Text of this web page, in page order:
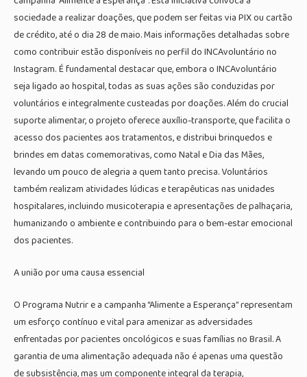
sociedade a realizar doações, que podem ser feitas via PIX ou cartão
de crédito, até o dia 28 de maio. Mais informações detalhadas sobre
como contribuir estão disponíveis no perfil do INCAvoluntário no
Instagram. É fundamental destacar que, embora o INCAvoluntário
seja ligado ao hospital, todas as suas ações são conduzidas por
voluntários e integralmente custeadas por doações. Além do crucial
suporte alimentar, o projeto oferece auxílio-transporte, que facilita o
acesso dos pacientes aos tratamentos, e distribui brinquedos e
brindes em datas comemorativas, como Natal e Dia das Mães,
levando um pouco de alegria a quem tanto precisa. Voluntários
também realizam atividades lúdicas e terapêuticas nas unidades
hospitalares, incluindo musicoterapia e apresentações de palhaçaria,
humanizando o ambiente e contribuindo para o bem-estar emocional
dos pacientes.
A união por uma causa essencial
O Programa Nutrir e a campanha “Alimente a Esperança” representam
um esforço contínuo e vital para amenizar as adversidades
enfrentadas por pacientes oncológicos e suas famílias no Brasil. A
garantia de uma alimentação adequada não é apenas uma questão
de subsistência, mas um componente integral da terapia,